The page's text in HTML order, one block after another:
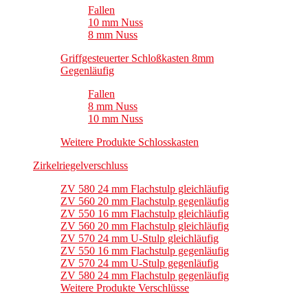
Fallen
10 mm Nuss
8 mm Nuss
Griffgesteuerter Schloßkasten 8mm
Gegenläufig
Fallen
8 mm Nuss
10 mm Nuss
Weitere Produkte Schlosskasten
Zirkelriegelverschluss
ZV 580 24 mm Flachstulp gleichläufig
ZV 560 20 mm Flachstulp gegenläufig
ZV 550 16 mm Flachstulp gleichläufig
ZV 560 20 mm Flachstulp gleichläufig
ZV 570 24 mm U-Stulp gleichläufig
ZV 550 16 mm Flachstulp gegenläufig
ZV 570 24 mm U-Stulp gegenläufig
ZV 580 24 mm Flachstulp gegenläufig
Weitere Produkte Verschlüsse